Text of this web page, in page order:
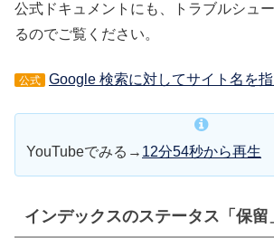
公式ドキュメントにも、トラブルシュ
るのでご覧ください。
公式 Google 検索に対してサイト名を
YouTubeでみる→ 12分54秒から再生
インデックスのステータス「保留